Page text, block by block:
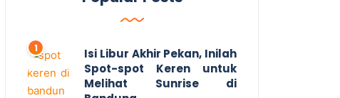
Isi Libur Akhir Pekan, Inilah
Spot-spot Keren untuk
Melihat Sunrise di